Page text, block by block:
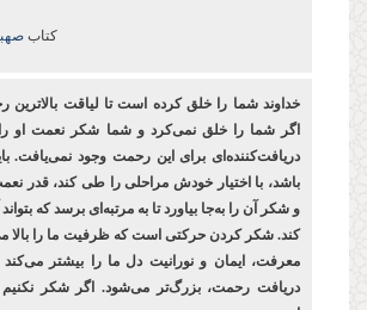
کتاب
خداوند شما را خلق کرده ‌است تا لیاقت بالاترین
اگر شما را خلق نمی‌کرد و شما شکر نعمت او را
دریافت‌کننده‌ای برای این رحمت وجود نمی‌یافت.
باشد، با اختیار خودش مراحلی را طی کند، قدر
و شکر آن را به‌جا بیاورد تا به مرتبه‌ای برسد که
کند. شکر کردن حرکتی است که ظرفیت ما را بالا
معرفت، ایمان و نورانیت دل ما را بیشتر
دریافت رحمت، بزرگ‌تر می‌شود. اگر شکر